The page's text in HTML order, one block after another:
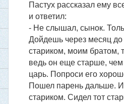
Пастух рассказал ему
и ответил:
- Не слышал, сынок.
Дойдешь через месяц до
стариком, моим братом,
ведь он еще старше, чем
царь. Попроси его
Пошел парень дальше. И
стариком. Сидел тот